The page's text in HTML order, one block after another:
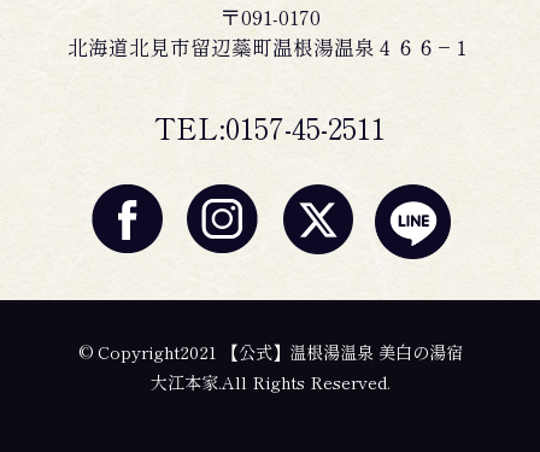
〒091-0170
北海道北見市留辺蘂町温根湯温泉４６６−１
TEL:0157-45-2511
© Copyright2021 【公式】温根湯温泉 美白の湯宿
大江本家.All Rights Reserved.